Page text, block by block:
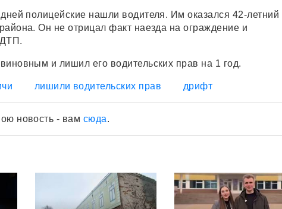
дней полицейские нашли водителя. Им оказался 42-летний
Он не отрицал факт наезда на ограждение и
и лишил его водительских прав на 1 год.
лишили водительских прав дрифт
новость - вам сюда.